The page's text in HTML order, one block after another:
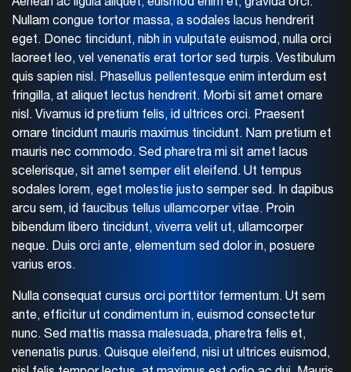
Aenean ac ligula aliquet, euismod enim et, gravida orci.
Nullam congue tortor massa, a sodales lacus hendrerit
eget. Donec tincidunt, nibh in vulputate euismod, nulla orci
laoreet leo, vel venenatis erat tortor sed turpis. Vestibulum
quis sapien nisl. Phasellus pellentesque enim interdum est
fringilla, at aliquet lectus hendrerit. Morbi sit amet ornare
nisl. Vivamus id pretium felis, id ultrices orci. Praesent
ornare tincidunt mauris maximus tincidunt. Nam pretium et
mauris nec commodo. Sed pharetra mi sit amet lacus
scelerisque, sit amet semper elit eleifend. Ut tempus
sodales lorem, eget molestie justo semper sed. In dapibus
arcu sem, id faucibus tellus ullamcorper vitae. Proin
bibendum libero tincidunt, viverra velit ut, ullamcorper
neque. Duis orci ante, elementum sed dolor in, posuere
varius eros.
Nulla consequat cursus orci porttitor fermentum. Ut sem
ante, efficitur ut condimentum in, euismod consectetur
nunc. Sed mattis massa malesuada, pharetra felis et,
venenatis purus. Quisque eleifend, nisi ut ultrices euismod,